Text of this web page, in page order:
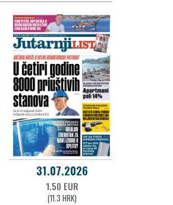
31.07.2026
1.50 EUR
(11.3 HRK)